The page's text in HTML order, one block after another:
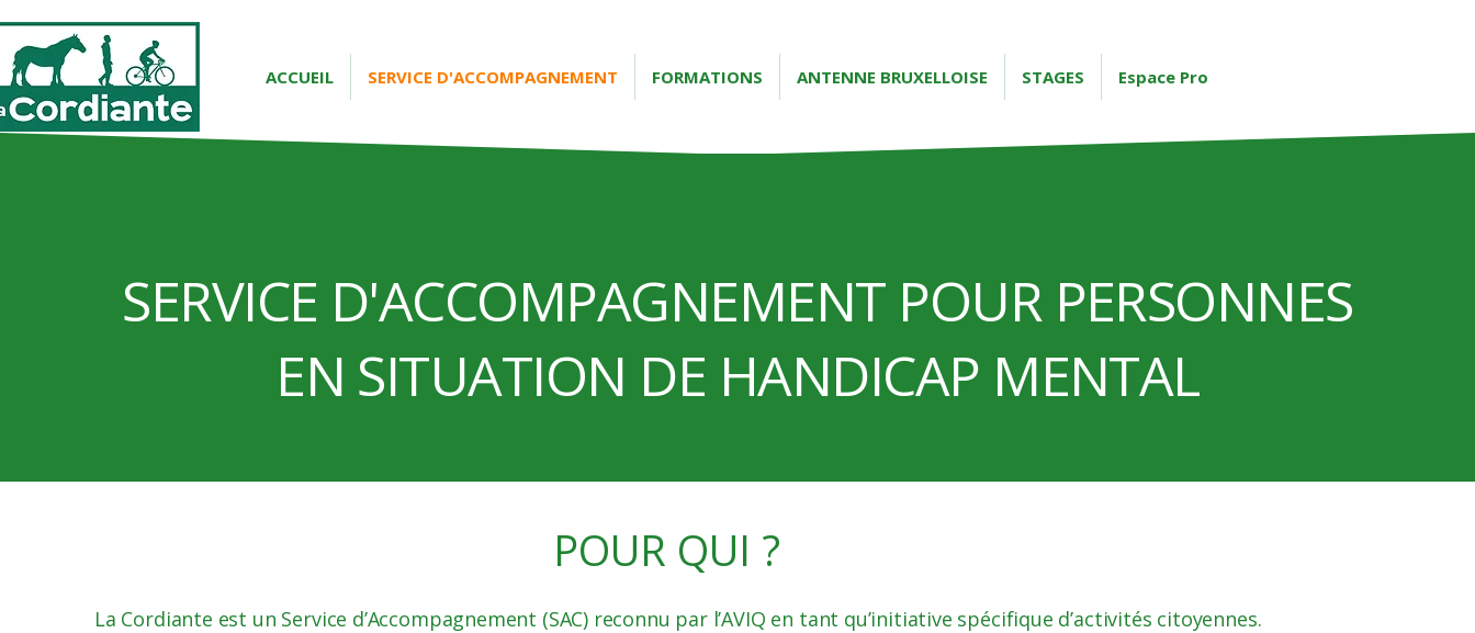
ACCUEIL SERVICE D'ACCOMPAGNEMENT FORMATIONS ANTENNE BRUXELLOISE STAGES Espace Pro
SERVICE D'ACCOMPAGNEMENT POUR PERSONNES
EN SITUATION DE HANDICAP MENTAL
POUR QUI ?
La Cordiante est un Service d’Accompagnement (SAC) reconnu par l’AVIQ en tant qu’initiative spécifique d’activités citoyennes.